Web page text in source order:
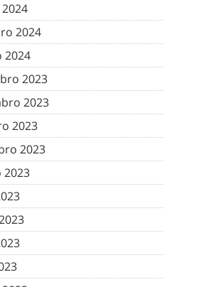
2024
2024
2023
2023
2023
2023
2023